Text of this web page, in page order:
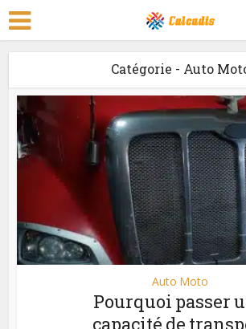
Catégorie - Auto
Auto Moto
Pourquoi passer
capacité de